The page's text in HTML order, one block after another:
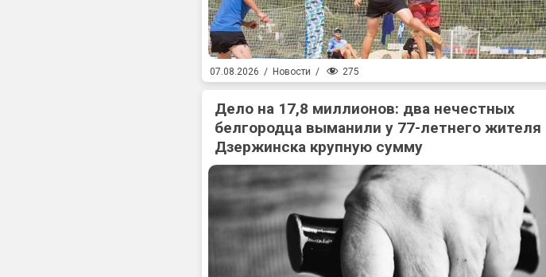
07.08.2026 / Новости / 275
Дело на 17,8 миллионов: два нечестных
белгородца выманили у 77-летнего жителя
Дзержинска крупную сумму